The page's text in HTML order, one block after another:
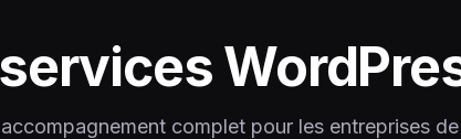
complet pour les entreprises de